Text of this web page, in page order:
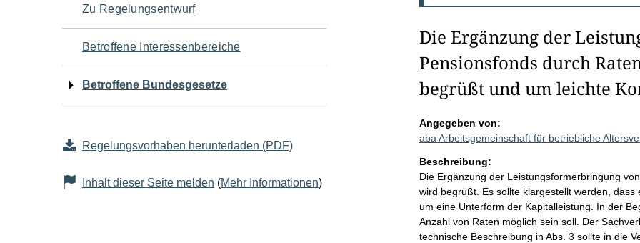
Seiteninhalt
Zu Regelungsentwurf
Betroffene Interessenbereiche
Betroffene Bundesgesetze
Regelungsvorhaben herunterladen (PDF)
Inhalt dieser Seite melden (Mehr Informationen)
Die Ergänzung der
Pensionsfonds durch
begrüßt und um leichte
Angegeben von:
aba Arbeitsgemeinschaft für betriebliche
Beschreibung:
Die Ergänzung der Leistungsformerbringung
wird begrüßt. Es sollte klargestellt werden,
um eine Unterform der Kapitalleistung. In der
Anzahl von Raten möglich sein soll. Der
technische Beschreibung in Abs. 3 sollte in die